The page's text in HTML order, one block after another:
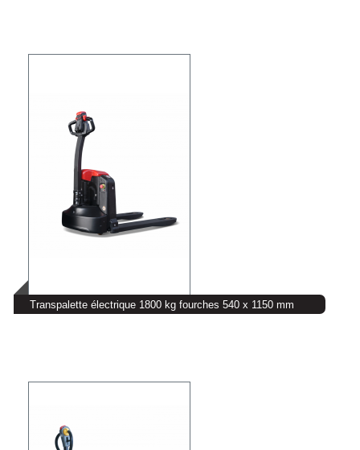
Transpalette électrique 1800 kg fourches 540 x 1150 mm